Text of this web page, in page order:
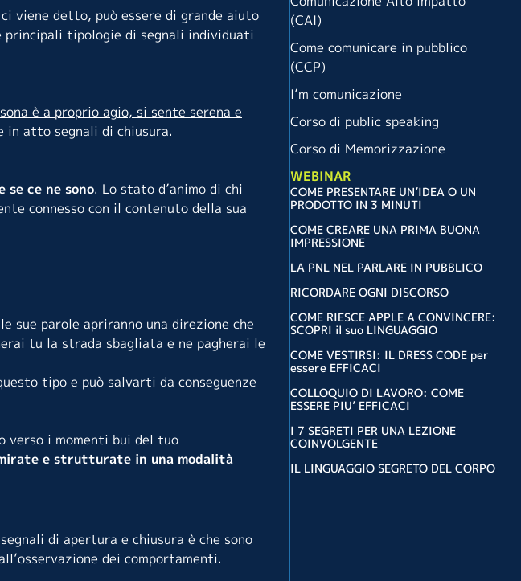
viene detto, può essere di grande aiuto
principali tipologie di segnali individuati
è a proprio agio, si sente serena e
in atto segnali di chiusura.
ce ne sono. Lo stato d’animo di chi
connesso con il contenuto della sua
sue parole apriranno una direzione che
tu la strada sbagliata e ne pagherai le
tipo e può salvarti da conseguenze
verso i momenti bui del tuo
e strutturate in una modalità
di apertura e chiusura è che sono
dei comportamenti.
(CAI)
Come comunicare in pubblico
(CCP)
I’m comunicazione
Corso di public speaking
Corso di Memorizzazione
WEBINAR
COME PRESENTARE UN’IDEA O UN
PRODOTTO IN 3 MINUTI
COME CREARE UNA PRIMA BUONA
IMPRESSIONE
LA PNL NEL PARLARE IN PUBBLICO
RICORDARE OGNI DISCORSO
COME RIESCE APPLE A CONVINCERE:
SCOPRI il suo LINGUAGGIO
COME VESTIRSI: IL DRESS CODE per
essere EFFICACI
COLLOQUIO DI LAVORO: COME
ESSERE PIU’ EFFICACI
I 7 SEGRETI PER UNA LEZIONE
COINVOLGENTE
IL LINGUAGGIO SEGRETO DEL CORPO